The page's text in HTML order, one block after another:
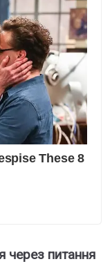
через питання